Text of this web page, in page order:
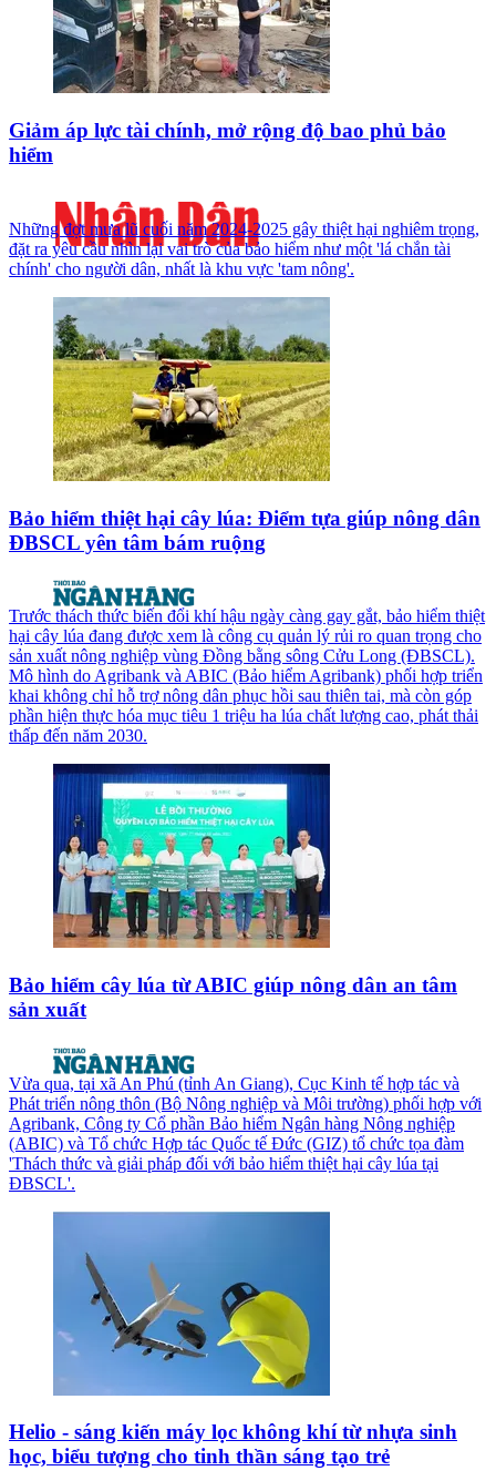
Giảm áp lực tài chính, mở rộng độ bao phủ bảo
hiểm
Những đợt mưa lũ cuối năm 2024-2025 gây thiệt hại nghiêm trọng,
đặt ra yêu cầu nhìn lại vai trò của bảo hiểm như một 'lá chắn tài
chính' cho người dân, nhất là khu vực 'tam nông'.
Bảo hiểm thiệt hại cây lúa: Điểm tựa giúp nông dân
ĐBSCL yên tâm bám ruộng
Trước thách thức biến đổi khí hậu ngày càng gay gắt, bảo hiểm thiệt
hại cây lúa đang được xem là công cụ quản lý rủi ro quan trọng cho
sản xuất nông nghiệp vùng Đồng bằng sông Cửu Long (ĐBSCL).
Mô hình do Agribank và ABIC (Bảo hiểm Agribank) phối hợp triển
khai không chỉ hỗ trợ nông dân phục hồi sau thiên tai, mà còn góp
phần hiện thực hóa mục tiêu 1 triệu ha lúa chất lượng cao, phát thải
thấp đến năm 2030.
Bảo hiểm cây lúa từ ABIC giúp nông dân an tâm
sản xuất
Vừa qua, tại xã An Phú (tỉnh An Giang), Cục Kinh tế hợp tác và
Phát triển nông thôn (Bộ Nông nghiệp và Môi trường) phối hợp với
Agribank, Công ty Cổ phần Bảo hiểm Ngân hàng Nông nghiệp
(ABIC) và Tổ chức Hợp tác Quốc tế Đức (GIZ) tổ chức tọa đàm
'Thách thức và giải pháp đối với bảo hiểm thiệt hại cây lúa tại
ĐBSCL'.
Helio - sáng kiến máy lọc không khí từ nhựa sinh
học, biểu tượng cho tinh thần sáng tạo trẻ